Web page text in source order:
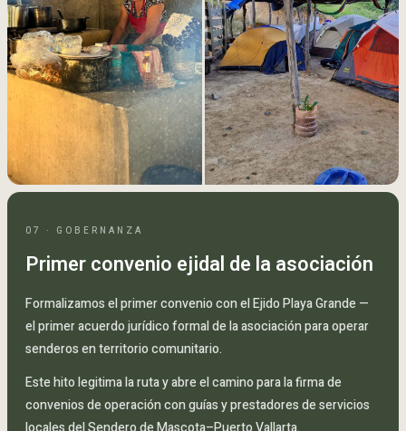
07 · GOBERNANZA
Primer convenio ejidal de la asociación
Formalizamos el primer convenio con el Ejido Playa Grande —
el primer acuerdo jurídico formal de la asociación para operar
senderos en territorio comunitario.
Este hito legitima la ruta y abre el camino para la firma de
convenios de operación con guías y prestadores de servicios